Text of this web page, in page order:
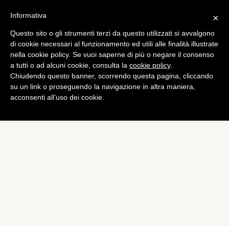
×
Informativa
Questo sito o gli strumenti terzi da questo utilizzati si avvalgono
di cookie necessari al funzionamento ed utili alle finalità illustrate
nella cookie policy. Se vuoi saperne di più o negare il consenso
a tutti o ad alcuni cookie, consulta la cookie policy.
Chiudendo questo banner, scorrendo questa pagina, cliccando
su un link o proseguendo la navigazione in altra maniera,
acconsenti all’uso dei cookie.